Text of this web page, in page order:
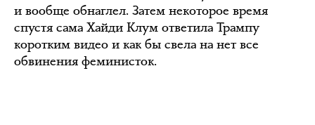
и вообще обнаглел. Затем некоторое время
спустя сама Хайди Клум ответила Трампу
коротким видео и как бы свела на нет все
обвинения феминисток.